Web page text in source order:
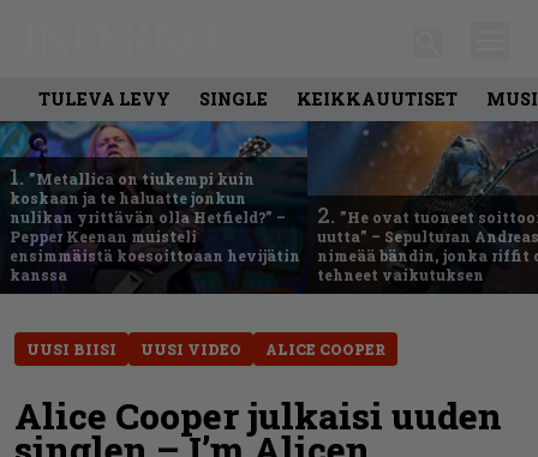
TULEVA LEVY SINGLE KEIKKAUUTISET
1. ”Metallica on tiukempi kuin
koskaan ja te haluatte jonkun
nulikan yrittävän olla Hetfield?” –
Pepper Keenan muisteli
ensimmäistä koesoittoaan hevijätin
kanssa
2. ”He ovat tuoneet
uutta” – Sepulturan
nimeää bändin, jonka riffit
tehneet vaikutuksen
UUSI BIISI UUSI VIDEO ALICE COOPER
Alice Cooper julkaisi uuden